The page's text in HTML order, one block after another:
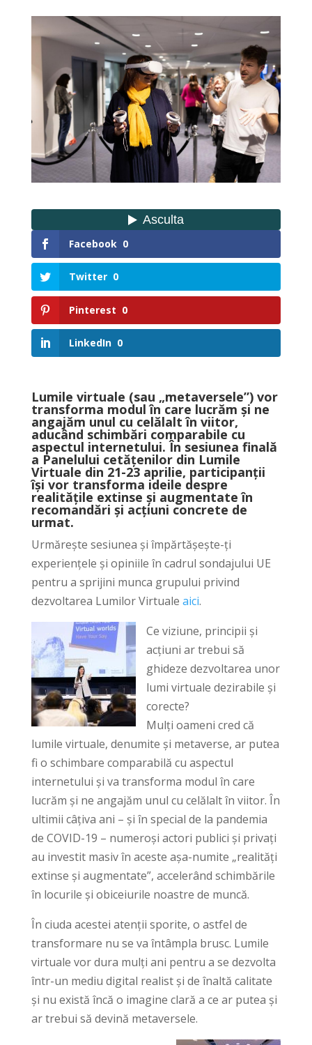
Facebook 0
Twitter 0
Pinterest 0
LinkedIn 0
Lumile virtuale (sau „metaversele”) vor
transforma modul în care lucrăm și ne
angajăm unul cu celălalt în viitor,
aducând schimbări comparabile cu
aspectul internetului. În sesiunea finală
a Panelului cetățenilor din Lumile
Virtuale din 21-23 aprilie, participanții
își vor transforma ideile despre
realitățile extinse și augmentate în
recomandări și acțiuni concrete de
urmat.
Urmărește sesiunea și împărtășește-ți
experiențele și opiniile în cadrul sondajului UE
pentru a sprijini munca grupului privind
dezvoltarea Lumilor Virtuale aici.
Ce viziune, principii și
acțiuni ar trebui să
ghideze dezvoltarea unor
lumi virtuale dezirabile și
corecte?
Mulți oameni cred că
lumile virtuale, denumite și metaverse, ar putea
fi o schimbare comparabilă cu aspectul
internetului și va transforma modul în care
lucrăm și ne angajăm unul cu celălalt în viitor. În
ultimii câțiva ani – și în special de la pandemia
de COVID-19 – numeroși actori publici și privați
au investit masiv în aceste așa-numite „realități
extinse și augmentate”, accelerând schimbările
în locurile și obiceiurile noastre de muncă.
În ciuda acestei atenții sporite, o astfel de
transformare nu se va întâmpla brusc. Lumile
virtuale vor dura mulți ani pentru a se dezvolta
într-un mediu digital realist și de înaltă calitate
și nu există încă o imagine clară a ce ar putea și
ar trebui să devină metaversele.